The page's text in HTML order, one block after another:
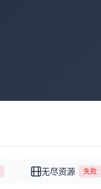
无尽资源 失败